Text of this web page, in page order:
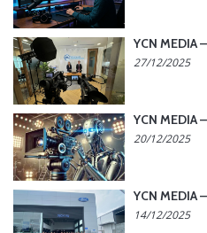
27/12/2025
20/12/2025
14/12/2025